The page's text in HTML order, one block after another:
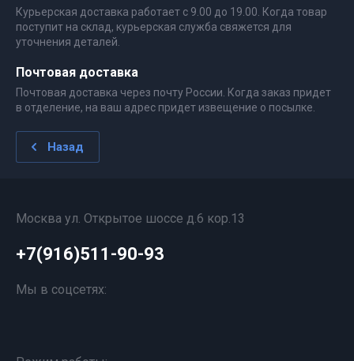
Курьерская доставка работает с 9.00 до 19.00. Когда товар
поступит на склад, курьерская служба свяжется для
уточнения деталей.
Почтовая доставка
Почтовая доставка через почту России. Когда заказ придет
в отделение, на ваш адрес придет извещение о посылке.
Назад
Москва ул. Открытое шоссе д.6 кор.13
+7(916)511-90-93
Мы в соцсетях: